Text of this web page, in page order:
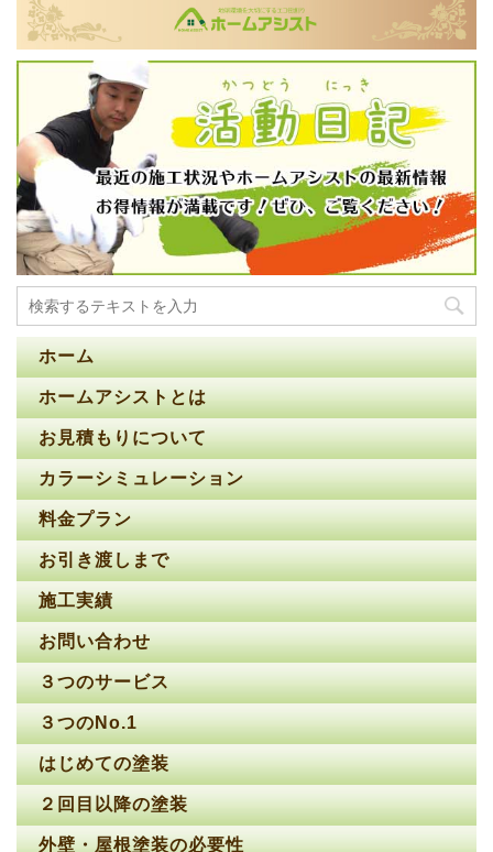
ホーム
ホームアシストとは
お見積もりについて
カラーシミュレーション
料金プラン
お引き渡しまで
施工実績
お問い合わせ
３つのサービス
３つのNo.1
はじめての塗装
２回目以降の塗装
外壁・屋根塗装の必要性